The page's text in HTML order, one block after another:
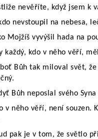
nevěříte, když jsem k
nevstoupil na nebesa,
Mojžíš vyvýšil hada na
každý, kdo v něho věří,
Bůh tak miloval svět,
Bůh neposlal svého
v něho věří, není souzen.
pak je v tom, že světlo